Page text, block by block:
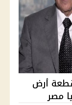
عكاشة يطالب بسحب 32 قطعة أرض
مصر